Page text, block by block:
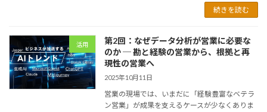
続きを読む
活用
第2回：なぜデータ分析が営業に必要な
のか ─ 勘と経験の営業から、根拠と再
現性の営業へ
2025年10月11日
営業の現場では、いまだに「経験豊富なベテラ
ン営業」が成果を支えるケースが少なくありま